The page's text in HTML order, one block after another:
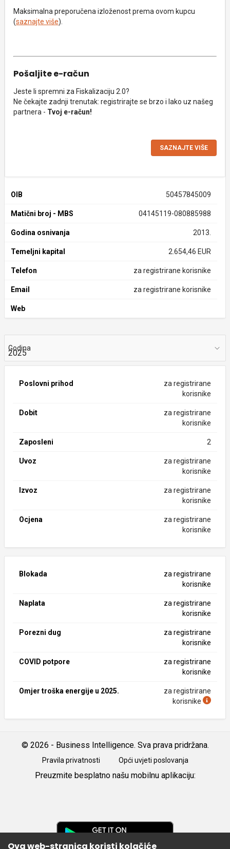
Maksimalna preporučena izloženost prema ovom kupcu
(saznajte više).
Pošaljite e-račun
Jeste li spremni za Fiskalizaciju 2.0?
Ne čekajte zadnji trenutak: registrirajte se brzo i lako uz našeg
partnera - Tvoj e-račun!
SAZNAJTE VIŠE
OIB 50457845009
Matični broj - MBS 04145119-080885988
Godina osnivanja 2013.
Temeljni kapital 2.654,46 EUR
Telefon za registrirane korisnike
Email za registrirane korisnike
Web
Godina
Poslovni prihod
za registrirane
korisnike
Dobit
za registrirane
korisnike
Zaposleni 2
Uvoz
za registrirane
korisnike
Izvoz
za registrirane
korisnike
Ocjena
za registrirane
korisnike
Blokada
za registrirane
korisnike
Naplata
za registrirane
korisnike
Porezni dug
za registrirane
korisnike
COVID potpore
za registrirane
korisnike
Omjer troška energije u 2025.
za registrirane
korisnike
© 2026 - Business Intelligence. Sva prava pridržana.
Pravila privatnosti Opći uvjeti poslovanja
Preuzmite besplatno našu mobilnu aplikaciju:
Ova web-stranica koristi kolačiće